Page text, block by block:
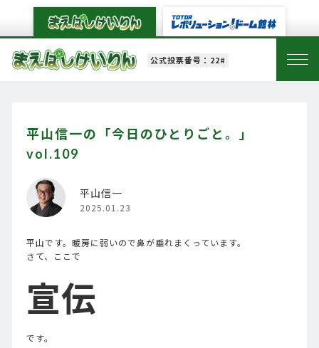
公式投票番号：22#
平山信一の「今日のひとりごと。」
vol.109
平山信一
2025.01.23
平山です。暖房に弱いので鼻が垂れまくっています。
さて、ここで
宣伝
です。